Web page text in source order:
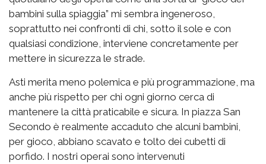
bambini sulla spiaggia” mi sembra ingeneroso,
soprattutto nei confronti di chi, sotto il sole e con
qualsiasi condizione, interviene concretamente per
mettere in sicurezza le strade.
Asti merita meno polemica e più programmazione, ma
anche più rispetto per chi ogni giorno cerca di
mantenere la città praticabile e sicura. In piazza San
Secondo è realmente accaduto che alcuni bambini,
per gioco, abbiano scavato e tolto dei cubetti di
porfido. I nostri operai sono intervenuti